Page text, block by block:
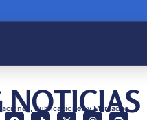
Publicaciones y Mercadeo